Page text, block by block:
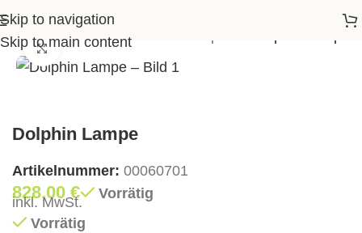
Skip to navigation
Skip to main content
Shop >Garten>Outdoor‑Lampen
Klick zum Vergrößern
Dolphin Lampe
Artikelnummer: 00060701
828,00€ Vorrätig
inkl. MwSt.
Vorrätig